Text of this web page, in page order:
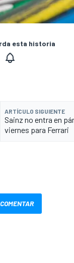
esta historia
ARTÍCULO SIGUIENTE
Sainz no entra en
viernes para Ferrari